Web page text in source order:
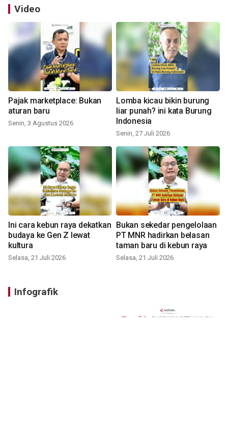
Video
Pajak marketplace: Bukan
aturan baru
Senin, 3 Agustus 2026
Lomba kicau bikin burung
liar punah? ini kata Burung
Indonesia
Senin, 27 Juli 2026
Ini cara kebun raya dekatkan
budaya ke Gen Z lewat
kultura
Selasa, 21 Juli 2026
Bukan sekedar pengelolaan
PT MNR hadirkan belasan
taman baru di kebun raya
Selasa, 21 Juli 2026
Infografik